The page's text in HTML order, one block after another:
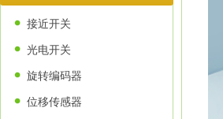
接近开关
光电开关
旋转编码器
位移传感器